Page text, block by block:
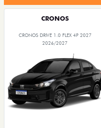
CRONOS
CRONOS DRIVE 1.0 FLEX 4P 2027
2026/2027